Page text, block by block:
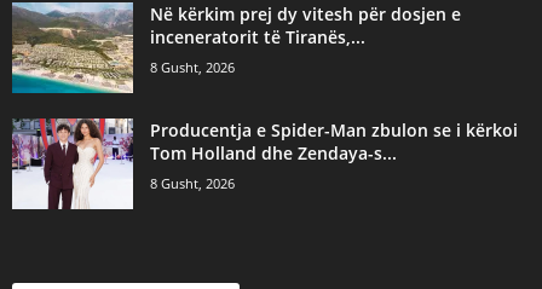
Në kërkim prej dy vitesh për dosjen e
inceneratorit të Tiranës,...
8 Gusht, 2026
Producentja e Spider-Man zbulon se i kërkoi
Tom Holland dhe Zendaya-s...
8 Gusht, 2026